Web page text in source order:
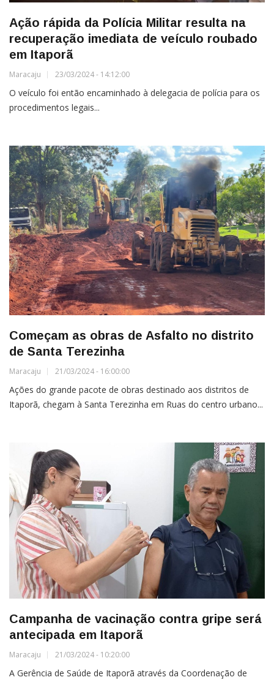
Ação rápida da Polícia Militar resulta na
recuperação imediata de veículo roubado
em Itaporã
Maracaju 23/03/2024 - 14:12:00
O veículo foi então encaminhado à delegacia de polícia para os
procedimentos legais...
Começam as obras de Asfalto no distrito
de Santa Terezinha
Maracaju 21/03/2024 - 16:00:00
Ações do grande pacote de obras destinado aos distritos de
Itaporã, chegam à Santa Terezinha em Ruas do centro urbano...
Campanha de vacinação contra gripe será
antecipada em Itaporã
Maracaju 21/03/2024 - 10:20:00
A Gerência de Saúde de Itaporã através da Coordenação de